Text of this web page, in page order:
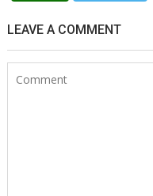
LEAVE A COMMENT